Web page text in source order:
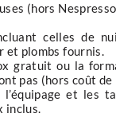
(hors
celles de
plombs fournis.
gratuit ou la
pas (hors coût
et les
inclus.